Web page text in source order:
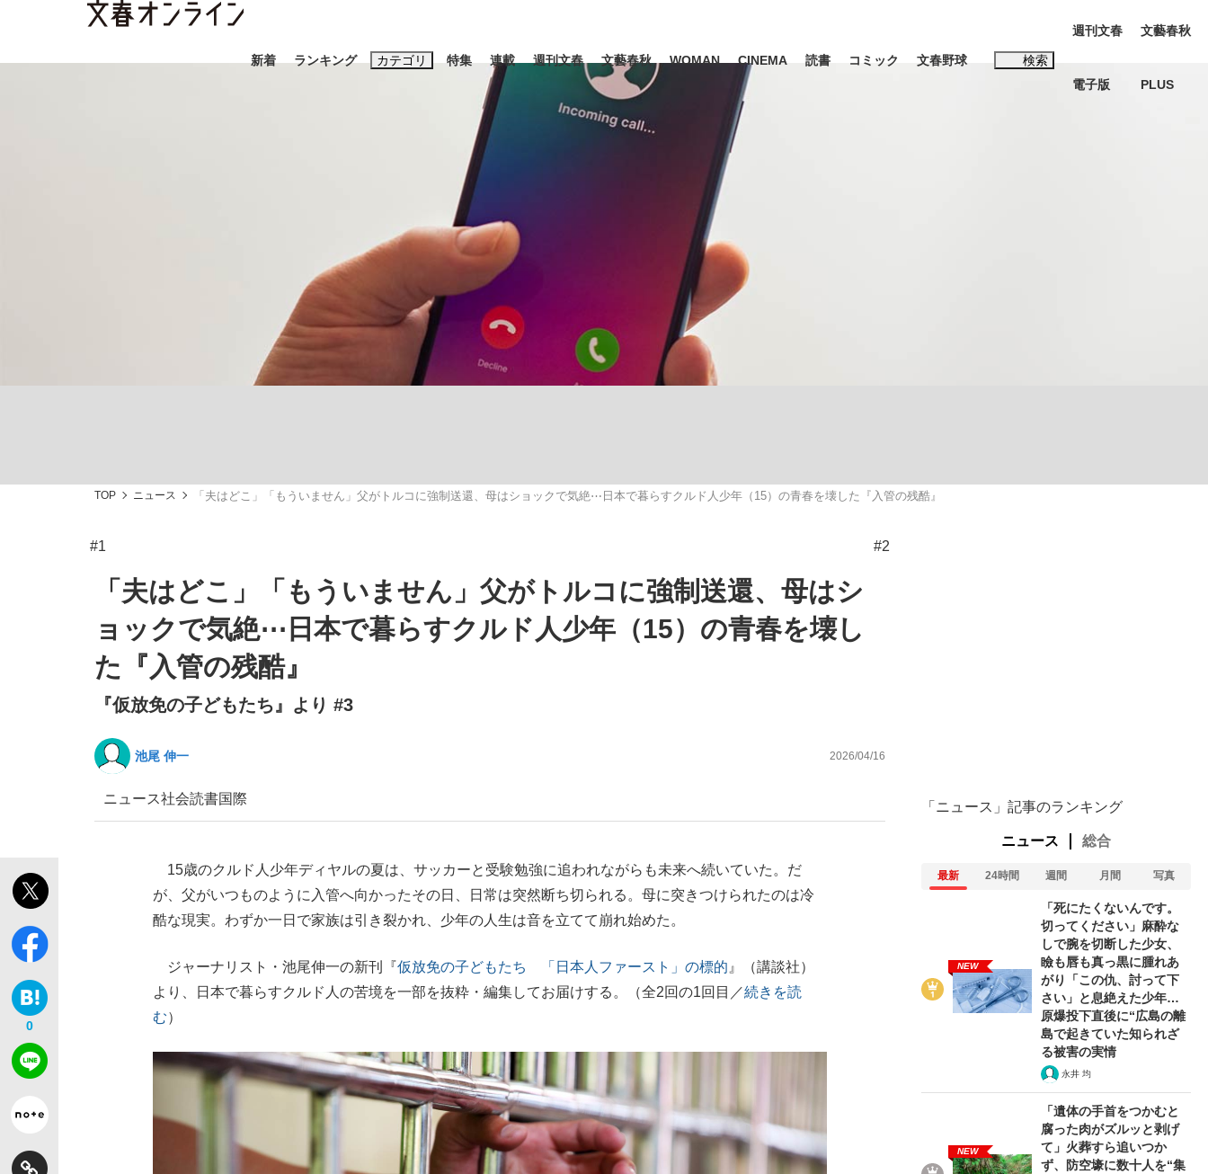
新着 ランキング カテゴリ
エンタメ
「90%は失敗する。でも…」本田圭佑が初めて明かした日本代表監督に... 「最悪の空気のまま解散」WBC日本代表“敗戦”の真実 選手が明かす...
特集
観る将棋、読む将棋
the Style
連載 週刊文春 文藝春秋 WOMAN CINEMA 読書 コミック 文春野球 検索
キーワード入力
おすすめのキーワードタグ一覧
#高市早苗 #城彰二
#玉木雄一郎
#亀和田武
週刊文春
電子版
文藝春秋
PLUS
TOP ニュース 「夫はどこ」「もういません」父がトルコに強制送還、母はショックで気絶⋯日本で暮らすクルド人少年（15）の青春を壊した『入管の残酷』
#1 #2
「夫はどこ」「もういません」父がトルコに強制送還、母はシ
ョックで気絶⋯日本で暮らすクルド人少年（15）の青春を壊し
た『入管の残酷』
『仮放免の子どもたち』より #3
池尾 伸一 2026/04/16
ニュース社会読書国際
0
15歳のクルド人少年ディヤルの夏は、サッカーと受験勉強に追われながらも未来へ続いていた。だ
が、父がいつものように入管へ向かったその日、日常は突然断ち切られる。母に突きつけられたのは冷
酷な現実。わずか一日で家族は引き裂かれ、少年の人生は音を立てて崩れ始めた。
ジャーナリスト・池尾伸一の新刊『仮放免の子どもたち 「日本人ファースト」の標的 』（講談社）
より、日本で暮らすクルド人の苦境を一部を抜粋・編集してお届けする。（全2回の1回目／続きを読
む）
「ニュース」記事のランキング
ニュース 総合
最新 24時間 週間 月間 写真
NEW
「死にたくないんです。
切ってください」麻酔な
しで腕を切断した少女、
瞼も唇も真っ黒に腫れあ
がり「この仇、討って下
さい」と息絶えた少年…
原爆投下直後に“広島の離
島で起きていた知られざ
る被害の実情
永井 均
NEW
「遺体の手首をつかむと
腐った肉がズルッと剥げ
て」火葬すら追いつか
ず、防空壕に数十人を“集